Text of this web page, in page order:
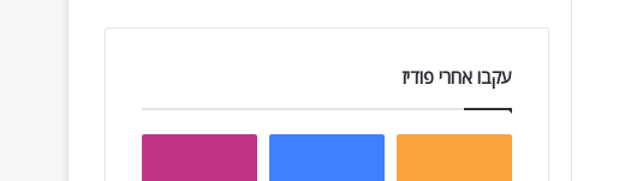
עקבו אחרי פודיז